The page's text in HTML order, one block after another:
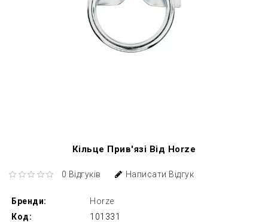
Кільце Прив'язі Від Horze
0 Відгуків Написати Відгук
Бренди:
Horze
Код:
101331